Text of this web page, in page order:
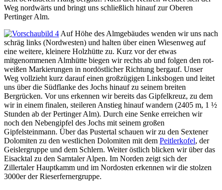
Weg nordwärts und bringt uns schließlich hinauf zur Oberen
Pertinger Alm.
Auf Höhe des Almgebäudes wenden wir uns nach
schräg links (Nordwesten) und halten über einen Wiesenweg auf
eine weitere, kleinere Holzhütte zu. Kurz vor der etwas
mitgenommenen Almhütte biegen wir rechts ab und folgen den rot-
weißen Markierungen in nordöstlicher Richtung bergauf. Unser
Weg vollzieht kurz darauf einen großzügigen Linksbogen und leitet
uns über die Südflanke des Jochs hinauf zu seinem breiten
Bergrücken. Vor uns erkennen wir bereits das Gipfelkreuz, zu dem
wir in einem finalen, steileren Anstieg hinauf wandern (2405 m, 1 ½
Stunden ab der Pertinger Alm). Durch eine Senke erreichen wir
noch den Nebengipfel des Jochs mit seinem großen
Gipfelsteinmann. Über das Pustertal schauen wir zu den Sextener
Dolomiten zu den westlichen Dolomiten mit dem Peitlerkofel, der
Geislergruppe und dem Schlern. Weiter östlich blicken wir über das
Eisacktal zu den Sarntaler Alpen. Im Norden zeigt sich der
Zillertaler Hauptkamm und im Nordosten erkennen wir die stolzen
3000er der Rieserfernergruppe.